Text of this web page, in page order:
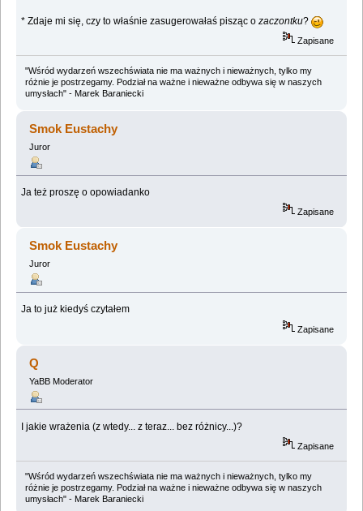
* Zdaje mi się, czy to właśnie zasugerowałaś pisząc ozaczontku?
Zapisane
"Wśród wydarzeń wszechświata nie ma ważnych i nieważnych, tylko my
różnie je postrzegamy. Podział na ważne i nieważne odbywa się w naszych
umysłach" - Marek Baraniecki
Smok Eustachy
Juror
Ja też proszę o opowiadanko
Zapisane
Smok Eustachy
Juror
Ja to już kiedyś czytałem
Zapisane
Q
YaBB Moderator
I jakie wrażenia (z wtedy... z teraz... bez różnicy...)?
Zapisane
"Wśród wydarzeń wszechświata nie ma ważnych i nieważnych, tylko my
różnie je postrzegamy. Podział na ważne i nieważne odbywa się w naszych
umysłach" - Marek Baraniecki